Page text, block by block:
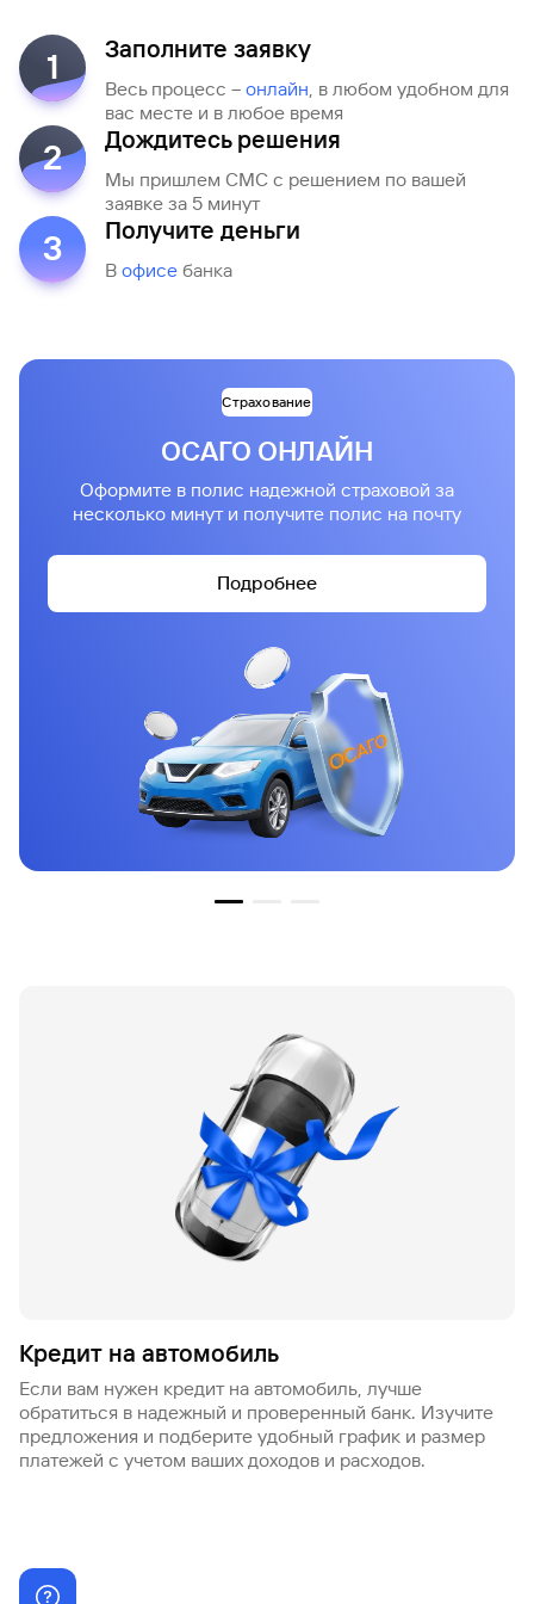
1 Заполните заявку
Весь процесс – онлайн, в любом удобном для
вас месте и в любое время
2 Дождитесь решения
Мы пришлем СМС с решением по вашей
заявке за 5 минут
3 Получите деньги
В офисе банка
Страхование
ОСАГО ОНЛАЙН
Оформите в полис надежной страховой за
несколько минут и получите полис на почту
Подробнее
Кредит на автомобиль
Если вам нужен кредит на автомобиль, лучше
обратиться в надежный и проверенный банк. Изучите
предложения и подберите удобный график и размер
платежей с учетом ваших доходов и расходов.